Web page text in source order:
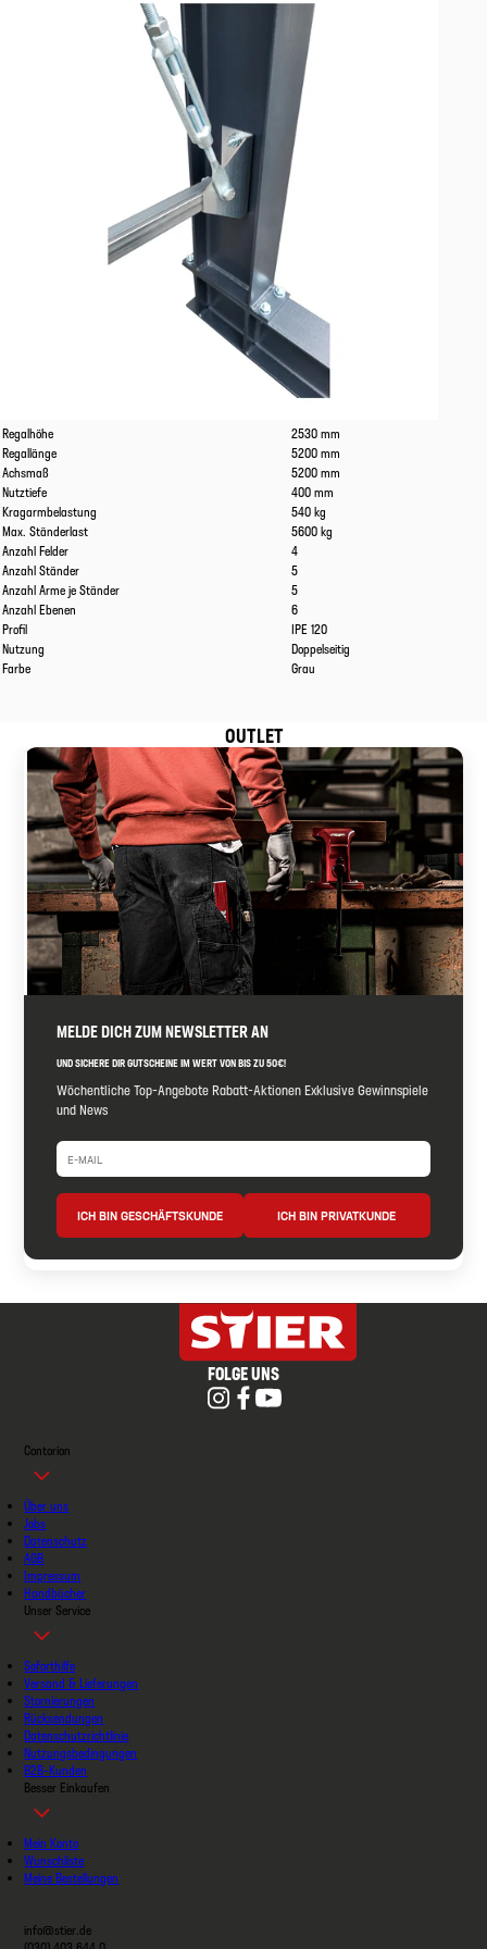
Eigenschaften
Regalhöhe
2530 mm
Regallänge
5200 mm
Achsmaß
5200 mm
Nutztiefe
400 mm
Kragarmbelastung
540 kg
Max. Ständerlast
5600 kg
Anzahl Felder
4
Anzahl Ständer
5
Anzahl Arme je Ständer
5
Anzahl Ebenen
6
Profil
IPE 120
Nutzung
Doppelseitig
Farbe
Grau
OUTLET
MELDE DICH ZUM NEWSLETTER AN
UND SICHERE DIR GUTSCHEINE IM WERT VON BIS ZU 50€!
Wöchentliche Top-Angebote Rabatt-Aktionen Exklusive Gewinnspiele
und News
ICH BIN GESCHÄFTSKUNDE ICH BIN PRIVATKUNDE
FOLGE UNS
Contorion
Über uns
Jobs
Datenschutz
AGB
Impressum
Handbücher
Unser Service
Soforthilfe
Versand & Lieferungen
Stornierungen
Rücksendungen
Datenschutzrichtlinie
Nutzungsbedingungen
B2B-Kunden
Besser Einkaufen
Mein Konto
Wunschliste
Meine Bestellungen
info@stier.de